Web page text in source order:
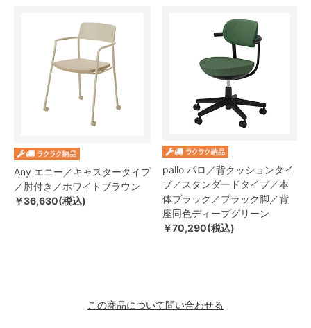
Any エニー／キャスタータイプ
／肘付き／ホワイトブラウン
￥36,630(税込)
pallo パロ／背クッションタイ
プ／スタンダードタイプ／本
体ブラック／ブラック脚／背
座同色ディープグリーン
￥70,290(税込)
この商品について問い合わせる